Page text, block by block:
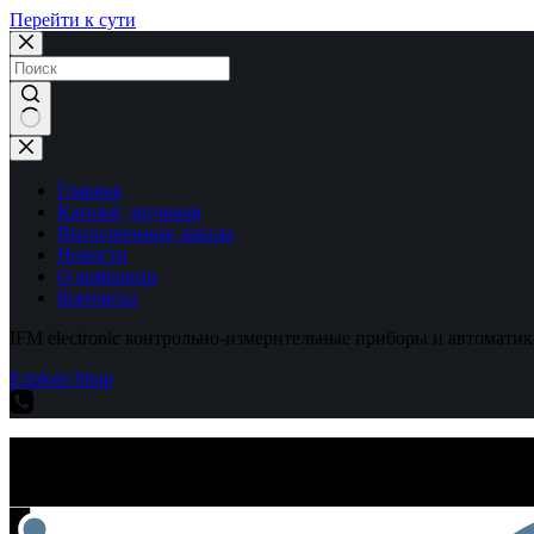
Перейти к сути
Ничего
не
найденоГлавная
Каталог датчиков
Выполненные заказы
Новости
О компании
Контакты
IFM electronic контрольно-измерительные приборы и
Explore Shop